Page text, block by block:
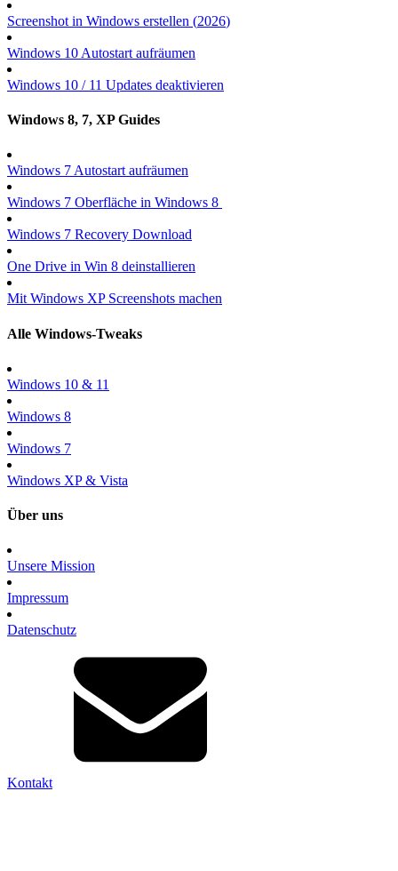
Screenshot in Windows erstellen (2026)
Windows 10 Autostart aufräumen
Windows 10 / 11 Updates deaktivieren
Windows 8, 7, XP Guides
Windows 7 Autostart aufräumen
Windows 7 Oberfläche in Windows 8
Windows 7 Recovery Download
One Drive in Win 8 deinstallieren
Mit Windows XP Screenshots machen
Alle Windows-Tweaks
Windows 10 & 11
Windows 8
Windows 7
Windows XP & Vista
Über uns
Unsere Mission
Impressum
Datenschutz
Kontakt